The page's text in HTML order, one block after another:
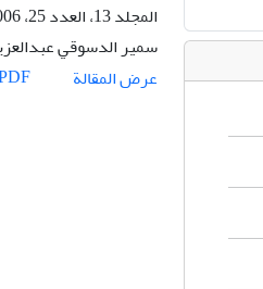
المجلد 13، العدد 25، 2006، الصفحة
سمير الدسوقي
عرض المقالة